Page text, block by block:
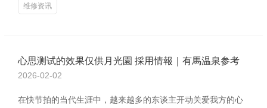
维修资讯
心思测试的效果仅供月光園 採用情報｜有馬温泉参考
2026-02-02
在快节拍的当代生涯中，越来越多的东谈主开动关爱我方的心